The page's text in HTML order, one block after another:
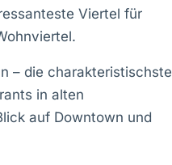
Viertel für
– die charakteristischste
in alten
auf Downtown und